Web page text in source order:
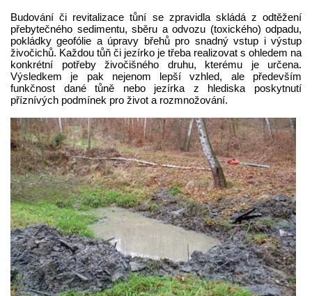
Budování či revitalizace tůní se zpravidla skládá z odtěžení
přebytečného sedimentu, sběru a odvozu (toxického) odpadu,
pokládky geofólie a úpravy břehů pro snadný vstup i výstup
živočichů. Každou tůň či jezírko je třeba realizovat s ohledem na
konkrétní potřeby živočišného druhu, kterému je určena.
Výsledkem je pak nejenom lepší vzhled, ale především
funkčnost dané tůně nebo jezírka z hlediska poskytnutí
příznívých podmínek pro život a rozmnožování.